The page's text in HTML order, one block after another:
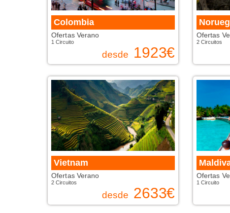
Colombia
Ofertas Verano
1 Circuito
desde 1923€
Ofertas
2 Circuitos
Vietnam
Ofertas Verano
2 Circuitos
desde 2633€
Ofertas
1 Circuito